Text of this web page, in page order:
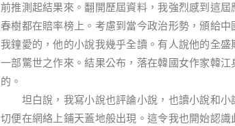
前推測起結果來。翻開歷屆資料，我強烈感到這
春樹都在賠率榜上。考慮到當今政治形勢，頒給
我鐘愛的，他的小說我幾乎全讀。有人說他的全
一部驚世之作來。結果公布，落在韓國女作家韓
的。
坦白說，我寫小說也評論小說，也讀小說和小
切便在網絡上鋪天蓋地般出現。這令我也開始認